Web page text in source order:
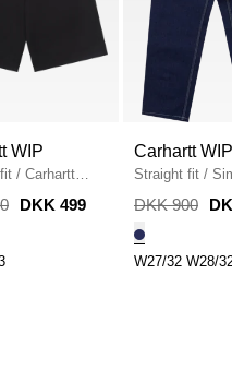
WIP
/ Carhartt
/ BLACK
DKK 499
Carhartt WIP
Straight fit /
I022947.012Y
/
DKK 900
W27/32 W28/